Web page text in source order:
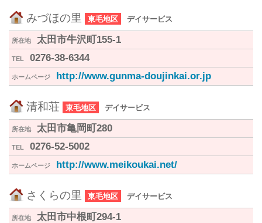
みづほの里 東毛地区 デイサービス
所在地 太田市牛沢町155-1
TEL 0276-38-6344
ホームページ http://www.gunma-doujinkai.or.jp
清和荘 東毛地区 デイサービス
所在地 太田市亀岡町280
TEL 0276-52-5002
ホームページ http://www.meikoukai.net/
さくらの里 東毛地区 デイサービス
所在地 太田市中根町294-1